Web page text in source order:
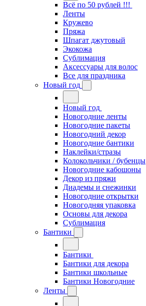
Всё по 50 рублей !!!
Ленты
Кружево
Пряжа
Шпагат джутовый
Экокожа
Сублимация
Аксессуары для волос
Все для праздника
Новый год
Новый год
Новогодние ленты
Новогодние пакеты
Новогодний декор
Новогодние бантики
Наклейки/стразы
Колокольчики / бубенцы
Новогодние кабошоны
Декор из пряжи
Диадемы и снежинки
Новогодние открытки
Новогодняя упаковка
Основы для декора
Сублимация
Бантики
Бантики
Бантики для декора
Бантики школьные
Бантики Новогодние
Ленты